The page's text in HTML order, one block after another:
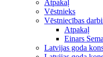
Atpakaļ
Vēstnieks
Vēstniecības
Atpakaļ
Einars
Latvijas goda